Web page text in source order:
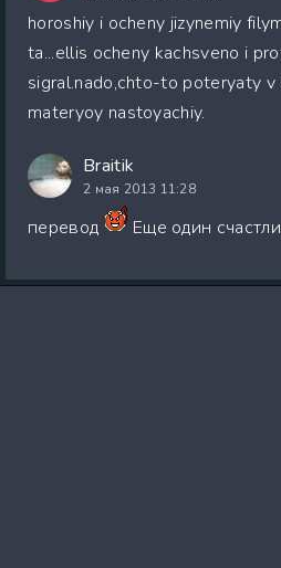
horoshiy i ocheny jizynemiy
ta...ellis ocheny kachsveno i
sigral.nado,chto-to poteryaty
materyoy nastoyachiy.
Braitik
2 мая 2013 11:28
перевод Еще один